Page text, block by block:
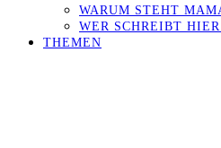
WARUM STEHT
WER SCHREIBT
THEMEN